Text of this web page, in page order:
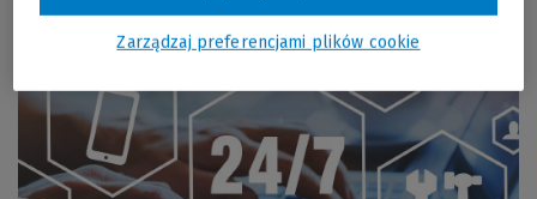
Zarządzaj preferencjami plików cookie